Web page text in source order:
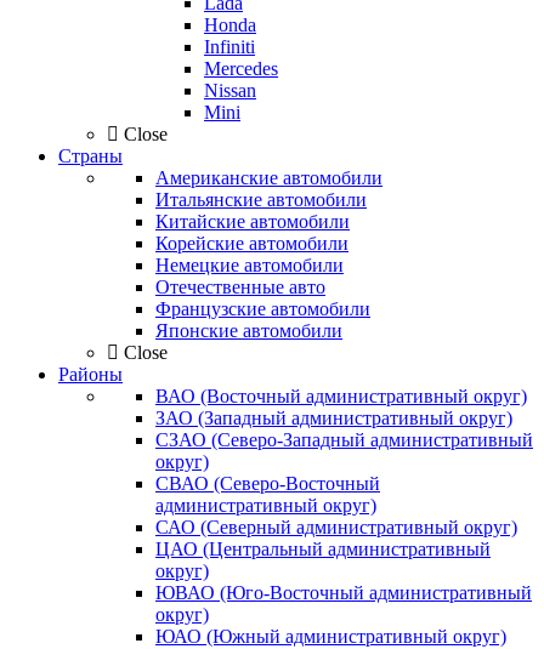
Honda
Infiniti
Mercedes
Nissan
Mini
Close
Страны
Американские автомобили
Итальянские автомобили
Китайские автомобили
Корейские автомобили
Немецкие автомобили
Отечественные авто
Французские автомобили
Японские автомобили
Close
Районы
ВАО (Восточный административный округ)
ЗАО (Западный административный округ)
СЗАО (Северо-Западный административный
округ)
СВАО (Северо-Восточный
административный округ)
САО (Северный административный округ)
ЦАО (Центральный административный
округ)
ЮВАО (Юго-Восточный административный
округ)
ЮАО (Южный административный округ)